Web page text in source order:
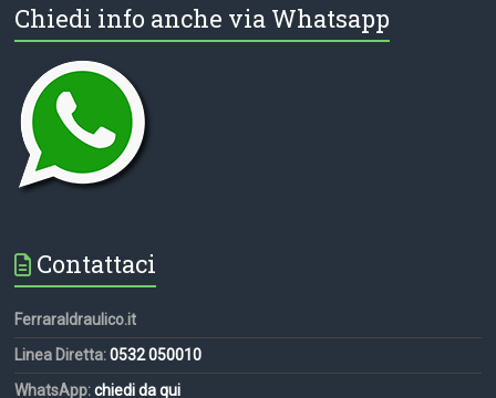
Chiedi info anche via Whatsapp
Contattaci
FerraraIdraulico.it
Linea Diretta:0532 050010
WhatsApp:chiedi da qui